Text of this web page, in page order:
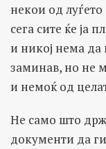
некои од
сега сите ќе ја
и никој нема да
заминав, но не
и немоќ од
Не само што
документи да ги